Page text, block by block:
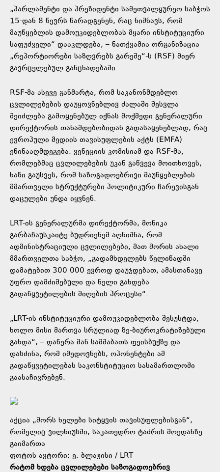
„პარლამენტი და პრეზიდენტი სამეთვალყურეო საბჭოს
15-დან 8 წევრს წარადგენენ, რაც ნიშნავს, რომ
მაუწყებლის დამოუკიდებლობას მყარი ინსტიტუციური
საფუძველი“ დააკლდება, – ნათქვამია ორგანიზაცია
„რეპორტიორები საზღვრებს გარეშე“-ს (RSF) მიერ
გავრცელებულ განცხადებაში.
RSF-მა ასევე განმარტა, რომ საკანონმდებლო
ცვლილებების დაუყოვნებლივ ძალაში შესვლა
შეიძლება გამოყენებულ იქნას მოქმედი გენერალური
დირექტორის თანამდებობიდან გადასაყენებლად, რაც
ევროპული მედიის თავისუფლების აქტს (EMFA)
ეწინააღმდეგება. ვენეციის კომისიამ და RSF-მა,
რომლებმაც ცვლილებების უკან გაწვევა მოითხოვეს,
ხაზი გაუსვეს, რომ საზოგადოებრივი მაუწყებლების
მმართველი სტრუქტურები პოლიტიკური ჩარევისგან
დაცულები უნდა იყვნენ.
LRT-ის გენერალურმა დირექტორმა, მონიკა
გარბაჩაუსკაიტე-ბუდრიენემ აღნიშნა, რომ
ადმინისტრაციული ცვლილებები, მათ შორის ახალი
მმართველთა საბჭო, „გადამხდელებს წელიწადში
დამატებით 300 000 ევროდ დაუჯდებათ, ამასთანავე
უფრო დამძიმებული და ნელი გახდება
გადაწყვეტილების მიღების პროცესი“.
„LRT-ის ინსტიტუციური დამოუკიდებლობა შესუსტდა,
ხოლო მისი მართვა სრულიად ზე-ბიუროკრატიზებული
გახდა“, – დაწერა მან სამშაბათს ფეისბუქზე და
დასძინა, რომ იმედოვნებს, ოპონენტები ამ
გადაწყვეტილებას საკონსტიტუციო სასამართლოში
გაასაჩივრებენ.
აქცია „შორს ხელები სიტყვის თავისუფლებისგან“,
რომელიც ვილნიუსში, საკათედრო ტაძრის მოედანზე
გაიმართა
ფოტოს ავტორი: ე. ბლაჟისი / LRT
რატომ ხდება ცვლილებები საზოგადოებრივ